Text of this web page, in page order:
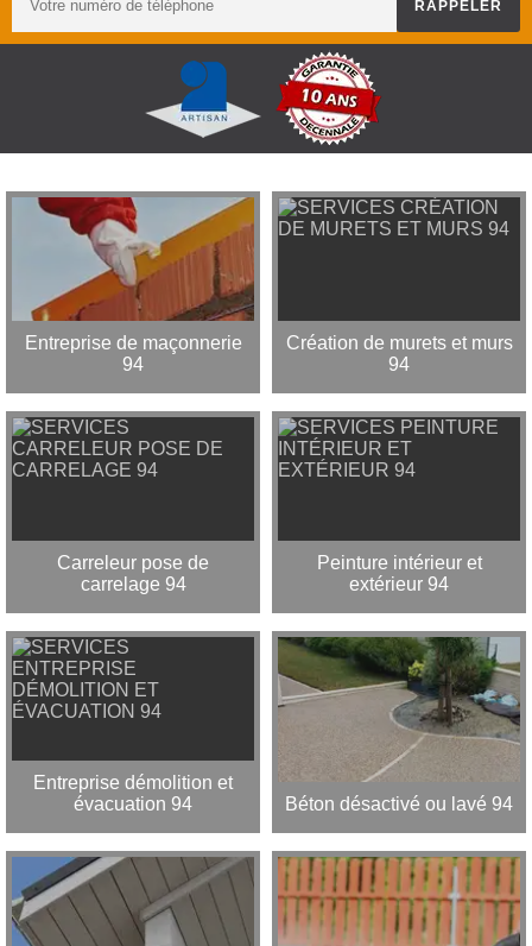
Entreprise de maçonnerie
94
Création de murets et murs
94
Carreleur pose de
carrelage 94
Peinture intérieur et
extérieur 94
Entreprise démolition et
évacuation 94
Béton désactivé ou lavé 94